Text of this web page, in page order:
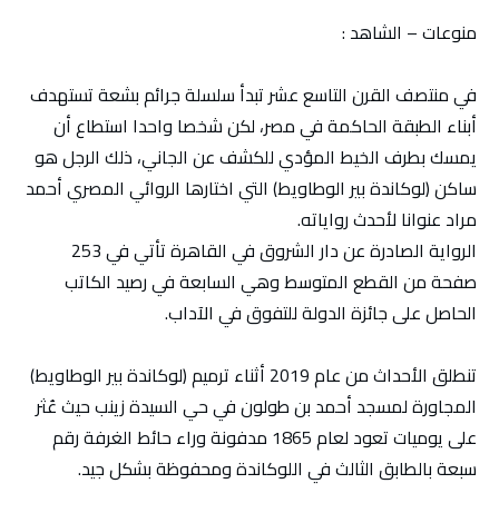
منوعات – الشاهد :
في منتصف القرن التاسع عشر تبدأ سلسلة جرائم بشعة تستهدف
أبناء الطبقة الحاكمة في مصر، لكن شخصا واحدا استطاع أن
يمسك بطرف الخيط المؤدي للكشف عن الجاني، ذلك الرجل هو
ساكن (لوكاندة بير الوطاويط) التي اختارها الروائي المصري أحمد
مراد عنوانا لأحدث رواياته.
الرواية الصادرة عن دار الشروق في القاهرة تأتي في 253
صفحة من القطع المتوسط وهي السابعة في رصيد الكاتب
الحاصل على جائزة الدولة للتفوق في الآداب.
تنطلق الأحداث من عام 2019 أثناء ترميم (لوكاندة بير الوطاويط)
المجاورة لمسجد أحمد بن طولون في حي السيدة زينب حيث عُثر
على يوميات تعود لعام 1865 مدفونة وراء حائط الغرفة رقم
سبعة بالطابق الثالث في اللوكاندة ومحفوظة بشكل جيد.